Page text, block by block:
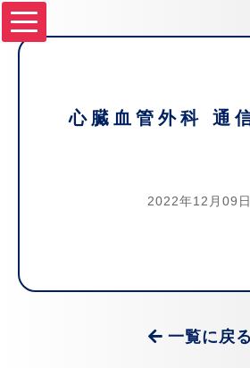
心臓血管外科 通
2022年12月09日
一覧に戻る